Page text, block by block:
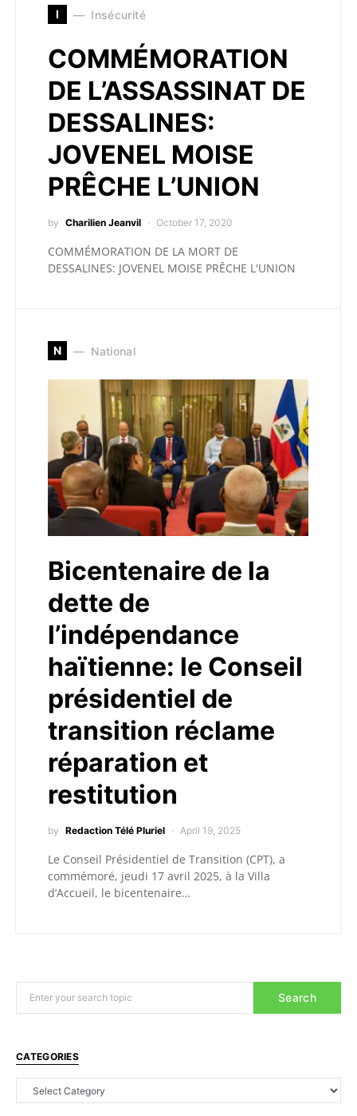
I Insécurité
COMMÉMORATION
DE L’ASSASSINAT DE
DESSALINES:
JOVENEL MOISE
PRÊCHE L’UNION
by Charilien Jeanvil October 17, 2020
COMMÉMORATION DE LA MORT DE
DESSALINES: JOVENEL MOISE PRÊCHE L'UNION
N National
Bicentenaire de la
dette de
l’indépendance
haïtienne: le Conseil
présidentiel de
transition réclame
réparation et
restitution
by Redaction Télé Pluriel April 19, 2025
Le Conseil Présidentiel de Transition (CPT), a
commémoré, jeudi 17 avril 2025, à la Villa
d’Accueil, le bicentenaire…
Search
CATEGORIES